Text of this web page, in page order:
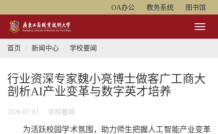
OA办公 教务系统 图书馆
Toggle
首页
新闻中心 学校要闻
行业资深专家魏小亮博士做客广工商大
剖析AI产业变革与数字英才培养
2026.07.02 学校要闻
为活跃校园学术氛围，助力师生把握人工智能产业变革